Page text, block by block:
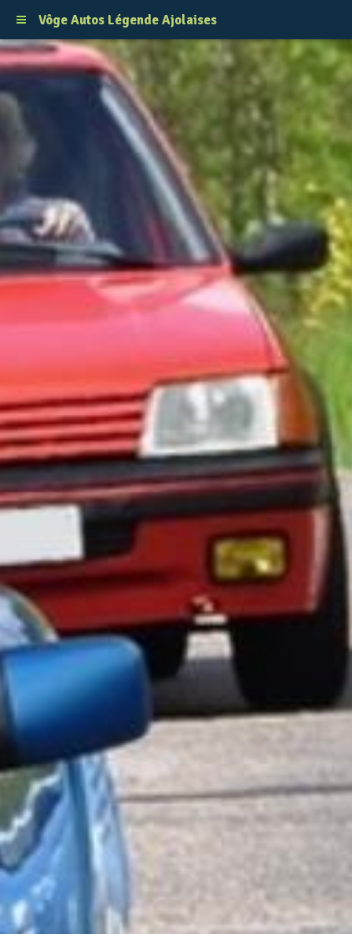
Vôge Autos Légende Ajolaises